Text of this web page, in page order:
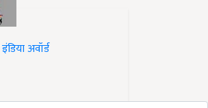
अवॉर्ड